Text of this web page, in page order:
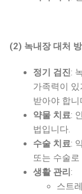
(2) 녹내장 대처
정기 검진:
가족력이
받아야 합니
약물 치료:
법입니다.
수술 치료:
또는 수술
생활 관리 :
스트